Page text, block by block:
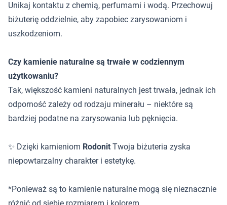
Unikaj kontaktu z chemią, perfumami i wodą. Przechowuj
biżuterię oddzielnie, aby zapobiec zarysowaniom i
uszkodzeniom.
Czy kamienie naturalne są trwałe w codziennym
użytkowaniu?
Tak, większość kamieni naturalnych jest trwała, jednak ich
odporność zależy od rodzaju minerału – niektóre są
bardziej podatne na zarysowania lub pęknięcia.
✨ Dzięki kamieniom Rodonit Twoja biżuteria zyska
niepowtarzalny charakter i estetykę.
*Ponieważ są to kamienie naturalne mogą się nieznacznie